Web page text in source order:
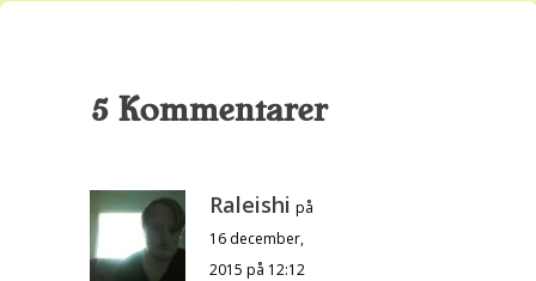
5 Kommentarer
Raleishi på
16 december,
2015 på 12:12